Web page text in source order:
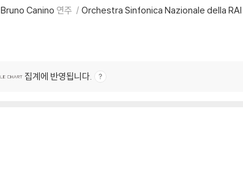
Bruno Canino 연주 Orchestra Sinfonica Nazionale della RAI
집계에 반영됩니다.